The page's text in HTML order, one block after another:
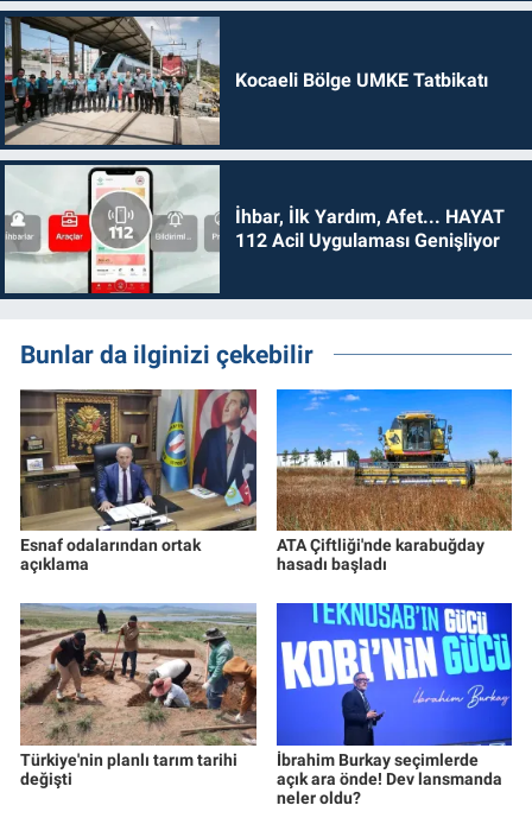
Kocaeli Bölge UMKE Tatbikatı
İhbar, İlk Yardım, Afet... HAYAT
112 Acil Uygulaması Genişliyor
Bunlar da ilginizi çekebilir
Esnaf odalarından ortak
açıklama
ATA Çiftliği'nde karabuğday
hasadı başladı
Türkiye'nin planlı tarım tarihi
değişti
İbrahim Burkay seçimlerde
açık ara önde! Dev lansmanda
neler oldu?